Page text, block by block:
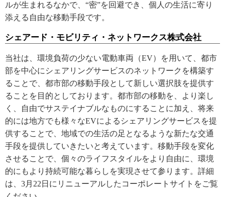
ルが生まれるなかで、“密”を回避でき、個人の生活に寄り
添える自由な移動手段です。
シェアード・モビリティ・ネットワークス株式会社
当社は、環境負荷の少ない電動車両（EV）を用いて、都市
部を中心にシェアリングサービスのネットワークを構築す
ることで、都市部の移動手段として新しい選択肢を提供す
ることを目的としております。都市部の移動を、より楽し
く、自由でサステイナブルなものにすることに加え、将来
的には地方でも様々なEVによるシェアリングサービスを提
供することで、地域での生活の足となるような新たな交通
手段を提供していきたいと考えています。移動手段を変化
させることで、個々のライフスタイルをより自由に、環境
的にもより持続可能な暮らしを実現させて参ります。詳細
は、3月22日にリニューアルしたコーポレートサイトをご覧